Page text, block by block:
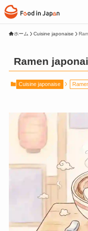
ホーム Cuisine japonaise
Ramen
Cuisine japonaise